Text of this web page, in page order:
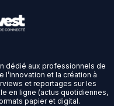
dédié aux professionnels de
l’innovation et la création à
et reportages sur les
en ligne (actus quotidiennes,
papier et digital.